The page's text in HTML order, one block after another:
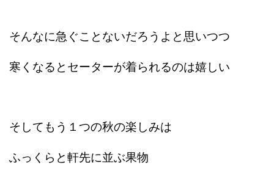
そんなに急ぐことないだろうよと思いつつ
寒くなるとセーターが着られるのは嬉しい
そしてもう１つの秋の楽しみは
ふっくらと軒先に並ぶ果物